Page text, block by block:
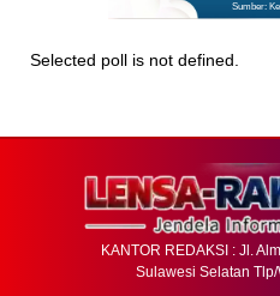
Sumber:
Selected poll is not defined.
KANTOR REDAKSI : Jl.
Sulawesi Selatan